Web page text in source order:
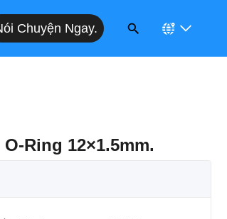
Chuyện Ngay.
Ring 12×1.5mm.